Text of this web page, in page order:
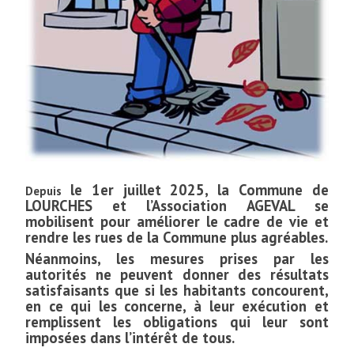
Depuis le 1er juillet 2025, la Commune de
LOURCHES et l’Association AGEVAL se
mobilisent pour améliorer le cadre de vie et
rendre les rues de la Commune plus agréables.
Néanmoins, les mesures prises par les
autorités ne peuvent donner des résultats
satisfaisants que si les habitants concourent,
en ce qui les concerne, à leur exécution et
remplissent les obligations qui leur sont
imposées dans l’intérêt de tous.